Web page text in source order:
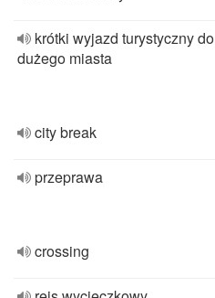
krótki wyjazd turystyczny do
dużego miasta
city break
przeprawa
crossing